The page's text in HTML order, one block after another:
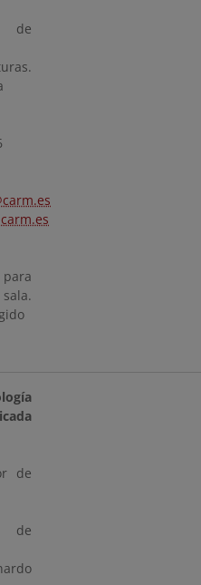
de
de